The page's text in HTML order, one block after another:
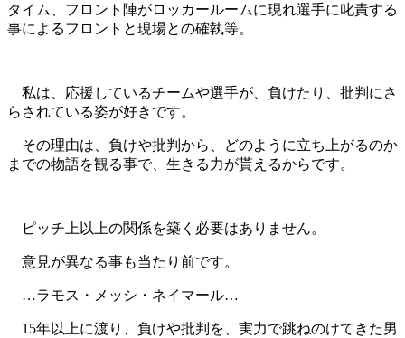
タイム、フロント陣がロッカールームに現れ選手に叱責する
事によるフロントと現場との確執等。
私は、応援しているチームや選手が、負けたり、批判にさ
らされている姿が好きです。
その理由は、負けや批判から、どのように立ち上がるのか
までの物語を観る事で、生きる力が貰えるからです。
ピッチ上以上の関係を築く必要はありません。
意見が異なる事も当たり前です。
…ラモス・メッシ・ネイマール…
15年以上に渡り、負けや批判を、実力で跳ねのけてきた男